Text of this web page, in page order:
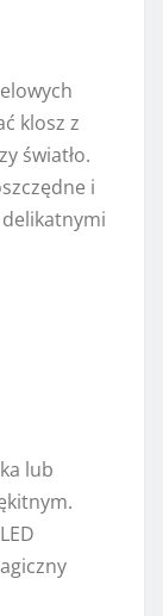
klosz z
światło.
i
lub